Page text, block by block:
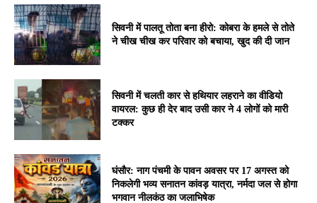
सिवनी में पालतू तोता बना हीरो: कोबरा के हमले से तोते
ने चीख चीख कर परिवार को बचाया, खुद की दी जान
सिवनी में चलती कार से हथियार लहराने का वीडियो
वायरल: कुछ ही देर बाद उसी कार ने 4 लोगों को मारी
टक्कर
घंसौर: नाग पंचमी के पावन अवसर पर 17 अगस्त को
निकलेगी भव्य सनातन कांवड़ यात्रा, नर्मदा जल से होगा
भगवान नीलकंठ का जलाभिषेक